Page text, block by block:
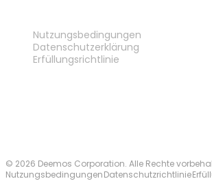
Nutzungsbedingungen
Datenschutzerklärung
Erfüllungsrichtlinie
Kontakt
© 2026 Deemos Corporation. Alle Rechte
NutzungsbedingungenDatenschutzrichtlinie